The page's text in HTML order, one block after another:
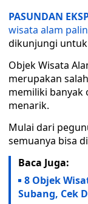
PASUNDAN
wisata alam
dikunjungi
Objek Wisata
merupakan
memiliki banyak
menarik.
Mulai dari
semuanya bisa
Baca Juga:
8 Objek
Subang, Cek